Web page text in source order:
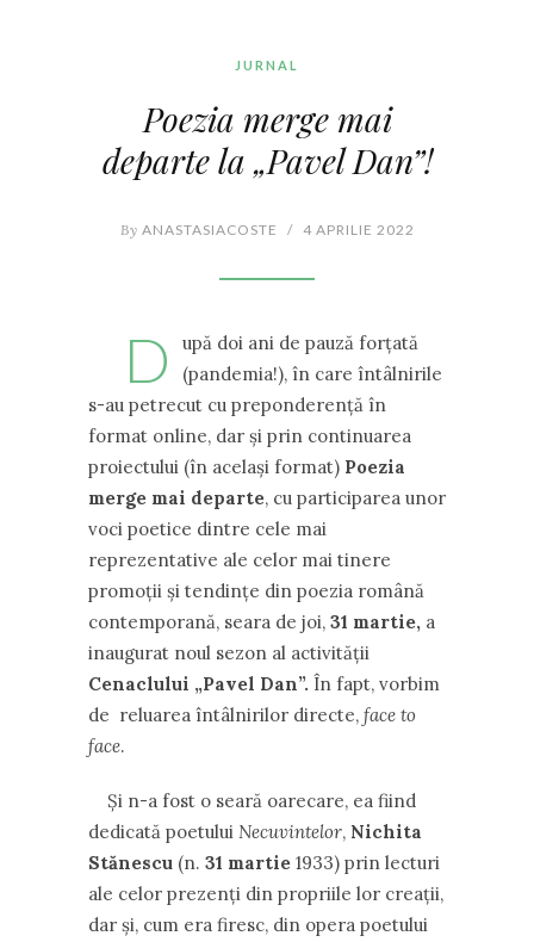
JURNAL
Poezia merge mai
departe la „Pavel Dan”!
By ANASTASIACOSTE / 4 APRILIE 2022
D
upă doi ani de pauză forțată
(pandemia!), în care întâlnirile
s-au petrecut cu preponderență în
format online, dar și prin continuarea
proiectului (în același format) Poezia
merge mai departe, cu participarea unor
voci poetice dintre cele mai
reprezentative ale celor mai tinere
promoții și tendințe din poezia română
contemporană, seara de joi, 31 martie, a
inaugurat noul sezon al activității
Cenaclului „Pavel Dan”. În fapt, vorbim
de reluarea întâlnirilor directe, face to
face.
Și n-a fost o seară oarecare, ea fiind
dedicată poetului Necuvintelor, Nichita
Stănescu (n. 31 martie 1933) prin lecturi
ale celor prezenți din propriile lor creații,
dar și, cum era firesc, din opera poetului